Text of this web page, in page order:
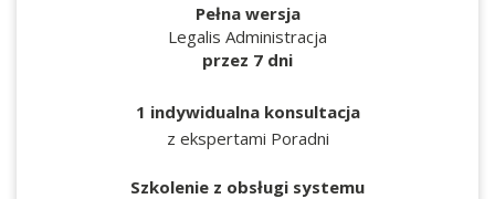
Pełna wersja
Legalis Administracja
przez 7 dni
1 indywidualna konsultacja
z ekspertami Poradni
Szkolenie z obsługi systemu